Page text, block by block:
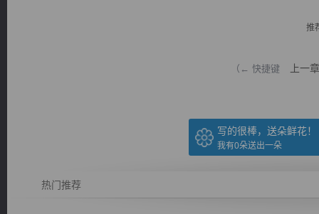
推
（← 快捷键 上一章
写的很棒，送朵鲜花！
我有0朵送出一朵
热门推荐